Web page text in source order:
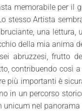
memorabile per il
stesso Artista
una lettura,
della mia anima
abruzzesi, frutto
contribuendo così
più importanti è
in un percorso
unicum nel panorama